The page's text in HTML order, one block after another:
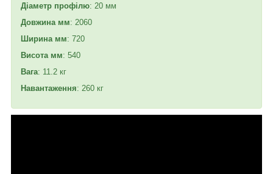
Діаметр профілю: 20 мм
Довжина мм: 2060
Ширина мм: 720
Висота мм: 540
Вага: 11.2 кг
Навантаження: 260 кг